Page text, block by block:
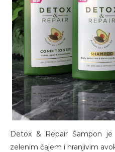
Detox & Repair Šampon je
zelenim čajem i hranjivim